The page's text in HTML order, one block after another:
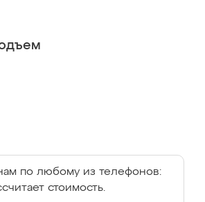
по любому из телефонов:
стоимость.